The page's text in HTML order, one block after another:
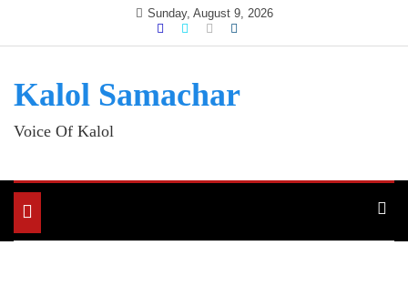
Sunday, August 9, 2026
Kalol Samachar
Voice Of Kalol
Toggle
navigation